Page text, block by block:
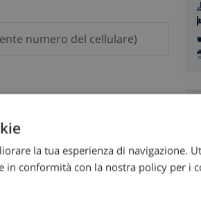
altri.
la tua esperienza di navigazione.
in conformità con la nostra policy per i